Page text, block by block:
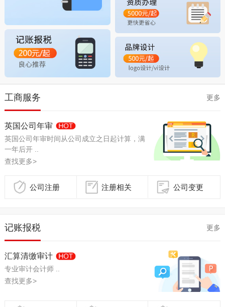
工商服务 更多
英国公司年审
英国公司年审时间从公司成立之日起计算，满
一年后开 ..
查找更多>
公司注册 注册相关 公司变更
记账报税 更多
汇算清缴审计
专业审计会计师 ..
查找更多>